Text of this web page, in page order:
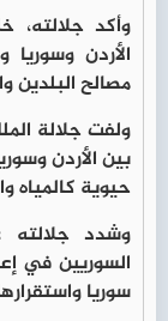
وأكد جلالته،
الأردن
مصالح البلدين
ولفت جلالة
بين الأردن
حيوية كالمياه
وشدد جلالته
السوريين في
سوريا